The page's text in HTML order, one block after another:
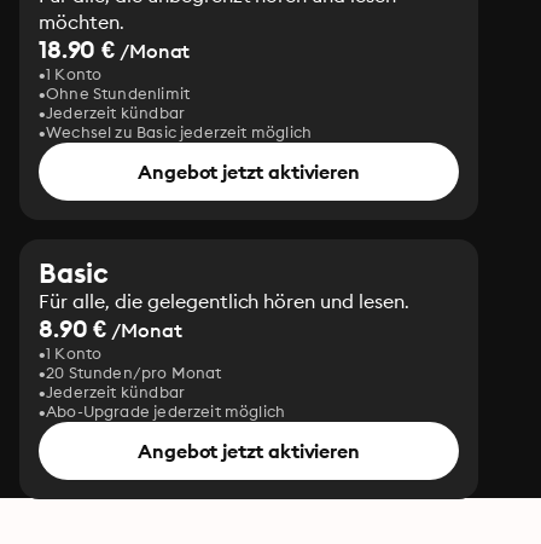
möchten.
18.90 € /Monat
1 Konto
Ohne Stundenlimit
Jederzeit kündbar
Wechsel zu Basic jederzeit möglich
Angebot jetzt aktivieren
Basic
Für alle, die gelegentlich hören und lesen.
8.90 € /Monat
1 Konto
20 Stunden/pro Monat
Jederzeit kündbar
Abo-Upgrade jederzeit möglich
Angebot jetzt aktivieren